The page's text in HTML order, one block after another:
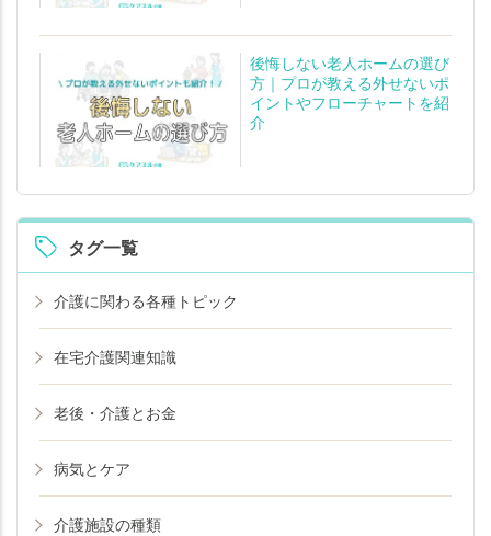
後悔しない老人ホームの選び
方｜プロが教える外せないポ
イントやフローチャートを紹
介
タグ一覧
介護に関わる各種トピック
在宅介護関連知識
老後・介護とお金
病気とケア
介護施設の種類